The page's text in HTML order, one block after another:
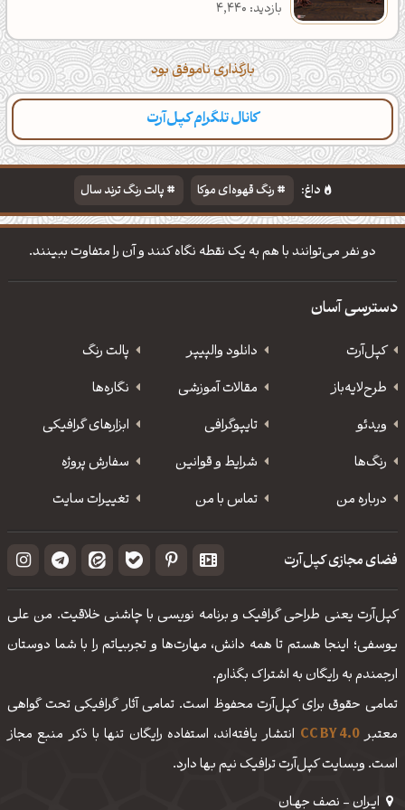
بازدید: 4,440
بارگذاری ناموفق بود
کانال تلگرام کپل‌آرت
داغ: رنگ قهوه‌ای موکا
پالت رنگ ترند سال
دانلود والپیپر مذهبی
تایپوگرافی شعر مولانا
دو نفر می‌توانند با هم به یک نقطه نگاه کنند و آن را متفاوت ببینند.
دسترسی آسان
کپل‌آرت دانلود‌ والپیپر
پالت رنگ
طرح‌لایه‌باز
مقالات آموزشی
نگاره‌ها
ویدئو
‌تایپوگرافی
ابزارهای گرافیکی
رنگ‌ها
شرایط و قوانین
سفارش پروژه
درباره من
تماس با من تغییرات سایت
فضای مجازی کپل‌آرت
کپل‌آرت یعنی طراحی گرافیک و برنامه نویسی با چاشنی خلاقیت. من علی
یوسفی؛ اینجا هستم تا همه دانش، مهارت‌‌ها و تجربیاتم را با شما دوستان
ارجمندم به رایگان به اشتراک بگذارم.
تمامی حقوق برای کپل‌آرت محفوظ است. تمامی آثار گرافیکی تحت گواهی
معتبرCC BY 4.0 انتشار یافته‌اند، استفاده رایگان تنها با ذکر منبع مجاز
است. وبسایت کپل‌آرت ترافیک نیم بها دارد.
ایـران - نصف جهـان